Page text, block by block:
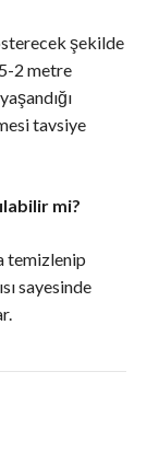
şekilde
2 metre
tavsiye
mi?
temizlenip
sayesinde